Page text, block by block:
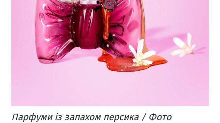
Парфуми із запахом персика / Фото